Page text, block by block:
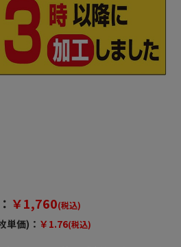
￥1,760(税込)
単価)： ￥1.76(税込)